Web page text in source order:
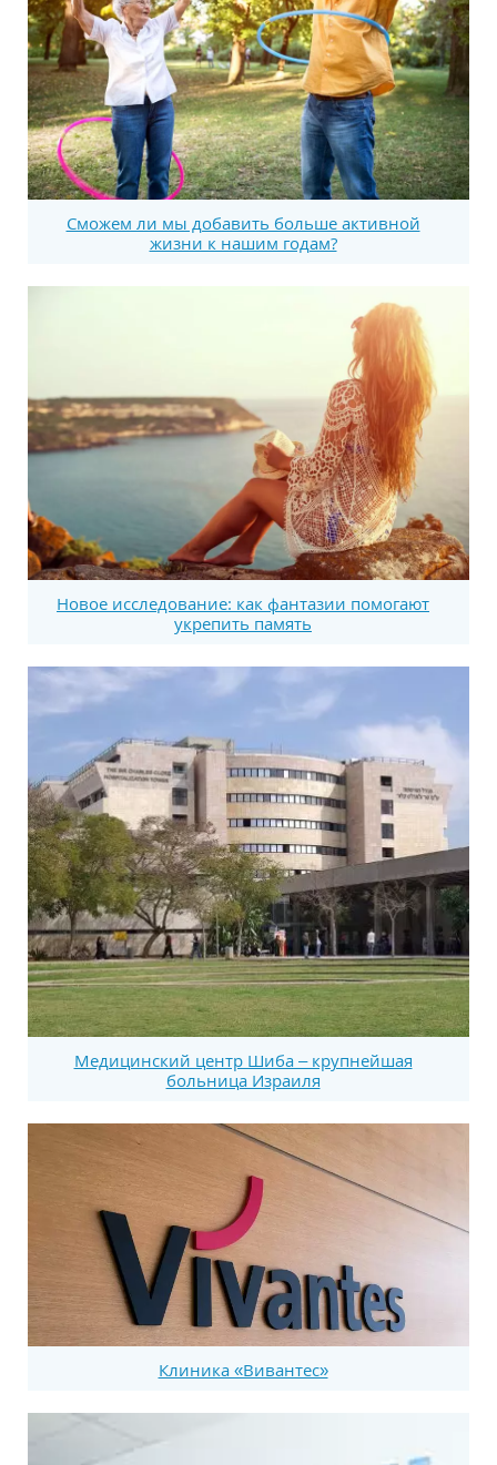
Сможем ли мы добавить больше активной
жизни к нашим годам?
Новое исследование: как фантазии помогают
укрепить память
Медицинский центр Шиба – крупнейшая
больница Израиля
Клиника «Вивантес»